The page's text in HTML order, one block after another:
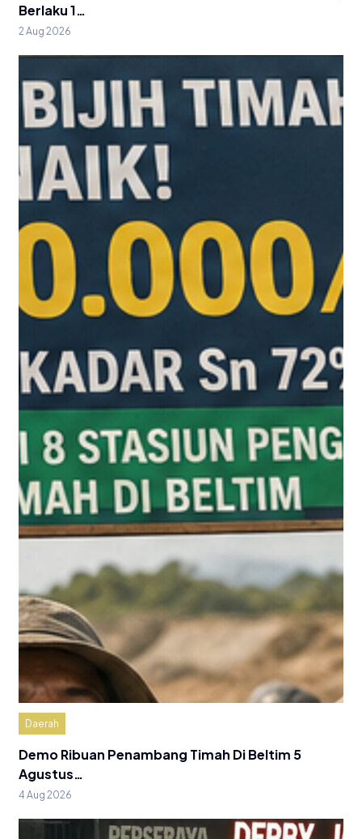
Berlaku 1…
2 Aug 2026
Daerah
Demo Ribuan Penambang Timah Di Beltim 5
Agustus…
4 Aug 2026